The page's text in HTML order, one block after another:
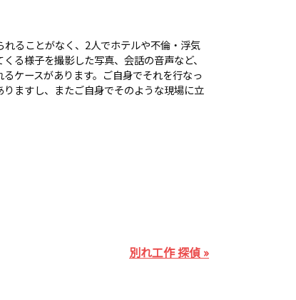
ることがなく、2人でホテルや不倫・浮気
る様子を撮影した写真、会話の音声など、
ケースがあります。ご自身でそれを行なっ
ますし、またご自身でそのような現場に立
別れ工作 探偵 »